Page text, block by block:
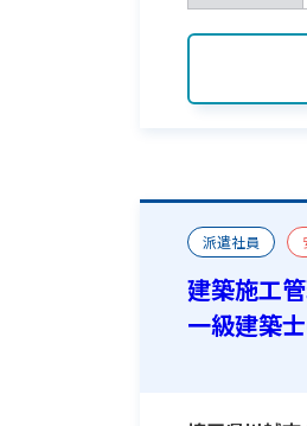
派遣社員
改修
一級
建築施工
一級建築